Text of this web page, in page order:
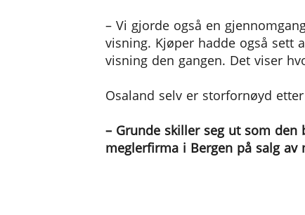
– Vi gjorde også en
visning. Kjøper hadde også sett
visning den gangen. Det viser
Osaland selv er storfornøyd
– Grunde skiller seg ut som
meglerfirma i Bergen på salg av